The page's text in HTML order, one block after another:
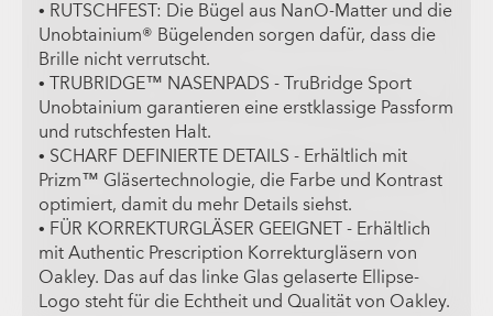
• RUTSCHFEST: Die Bügel aus NanO-Matter und die
Unobtainium® Bügelenden sorgen dafür, dass die
Brille nicht verrutscht.
• TRUBRIDGE™ NASENPADS - TruBridge Sport
Unobtainium garantieren eine erstklassige Passform
und rutschfesten Halt.
• SCHARF DEFINIERTE DETAILS - Erhältlich mit
Prizm™ Gläsertechnologie, die Farbe und Kontrast
optimiert, damit du mehr Details siehst.
• FÜR KORREKTURGLÄSER GEEIGNET - Erhältlich
mit Authentic Prescription Korrekturgläsern von
Oakley. Das auf das linke Glas gelaserte Ellipse-
Logo steht für die Echtheit und Qualität von Oakley.